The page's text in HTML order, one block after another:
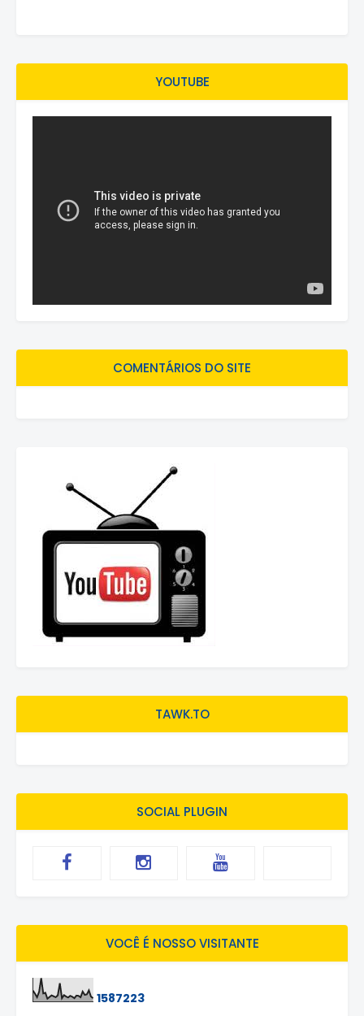
YOUTUBE
COMENTÁRIOS DO SITE
TAWK.TO
SOCIAL PLUGIN
VOCÊ É NOSSO VISITANTE
1587223